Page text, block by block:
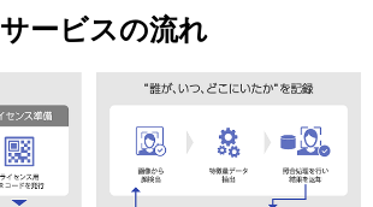
サービスの流れ